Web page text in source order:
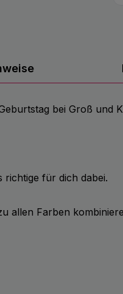
bei Groß und
richtige für dich dabei.
allen Farben